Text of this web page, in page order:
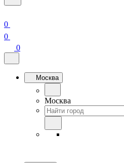
0
0
0
Москва
Москва